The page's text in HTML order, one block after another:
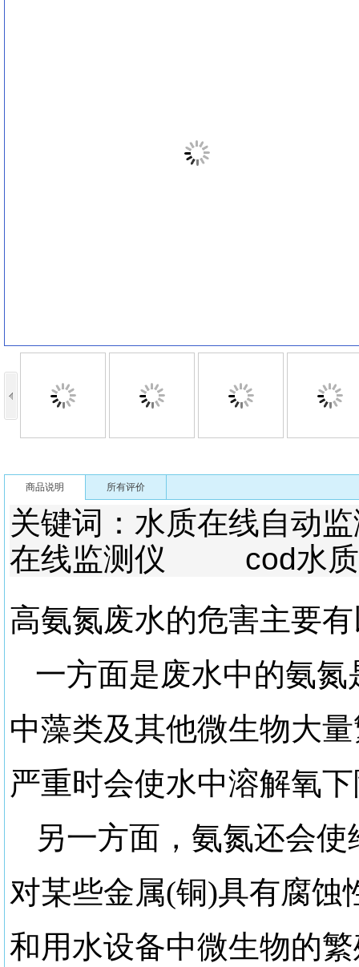
商品说明 所有评价
关键词：水质在线
在线监测仪 cod水质
高氨氮废水的危害主要
一方面是废水中的氨
中藻类及其他微生物大
严重时会使水中溶解氧
另一方面，氨氮还会
对某些金属(铜)具有腐蚀
和用水设备中微生物的